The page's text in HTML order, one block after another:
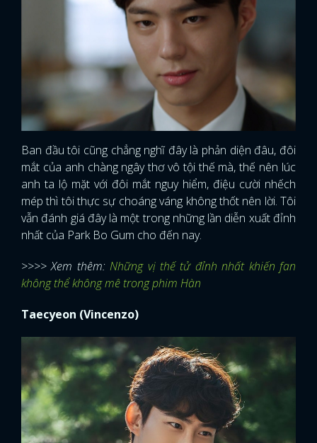
Ban đầu tôi cũng chẳng nghĩ đây là phản diện đâu, đôi
mắt của anh chàng ngây thơ vô tội thế mà, thế nên lúc
anh ta lộ mặt với đôi mắt nguy hiểm, điệu cười nhếch
mép thì tôi thực sự choáng váng không thốt nên lời. Tôi
vẫn đánh giá đây là một trong những lần diễn xuất đỉnh
nhất của Park Bo Gum cho đến nay.
>>>> Xem thêm:Những vị thế tử đỉnh nhất khiến fan
không thể không mê trong phim Hàn
Taecyeon (Vincenzo)